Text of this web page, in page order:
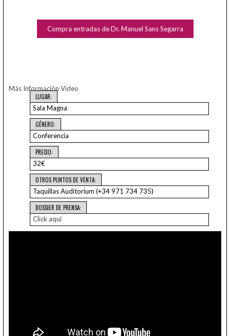
Compra entradas de Dr. Manuel Sans Segarra
Más Información Vídeo
LUGAR:
Sala Magna
GÉNERO:
Conferencia
PRECIO:
32€
OTROS PUNTOS DE VENTA:
Taquillas Auditorium (+34 971 734 735)
DOSSIER DE PRENSA:
Click aquí